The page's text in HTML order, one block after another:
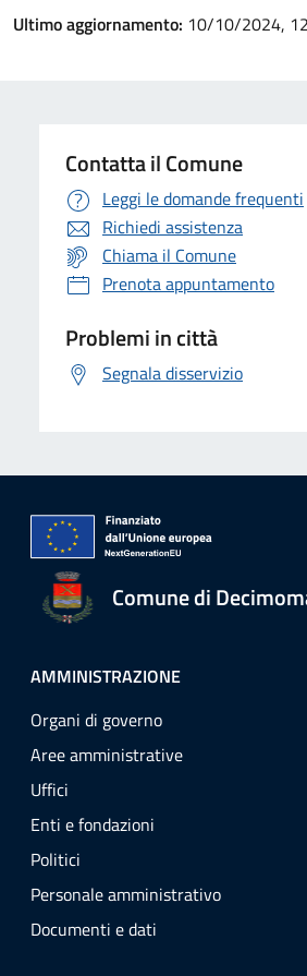
Ultimo aggiornamento: 10/10/2024,
Contatta il Comune
Leggi le domande frequenti
Richiedi assistenza
Chiama il Comune
Prenota appuntamento
Problemi in città
Segnala disservizio
Comune di
AMMINISTRAZIONE
Organi di governo
Aree amministrative
Uffici
Enti e fondazioni
Politici
Personale amministrativo
Documenti e dati